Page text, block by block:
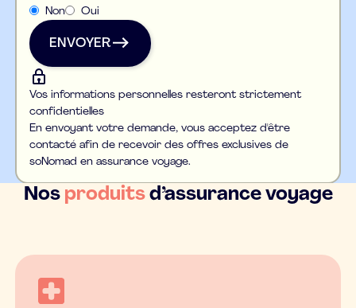
Non Oui
ENVOYER
ENVOYER
Vos informations personnelles resteront strictement
confidentielles
En envoyant votre demande, vous acceptez d'être
contacté afin de recevoir des offres exclusives de
soNomad en assurance voyage.
Nos produitsd’assurance voyage